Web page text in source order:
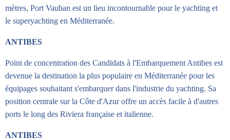
mètres, Port Vauban est un lieu incontournable pour le yachting et
le superyachting en Méditerranée.
ANTIBES
Point de concentration des Candidats à l'Embarquement Antibes est
devenue la destination la plus populaire en Méditerranée pour les
équipages souhaitant s'embarquer dans l'industrie du yachting. Sa
position centrale sur la Côte d'Azur offre un accès facile à d'autres
ports le long des Riviera française et italienne.
ANTIBES